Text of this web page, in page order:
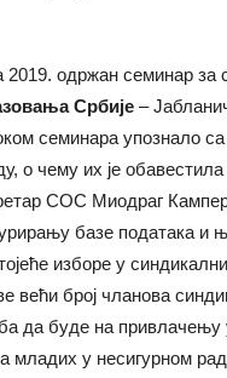
2019. одржан семинар за
Србије –
семинара упознало
о чему их је
СОС Миодраг
базе података и
изборе у
већи број чланова
да буде на
младих у несигурном